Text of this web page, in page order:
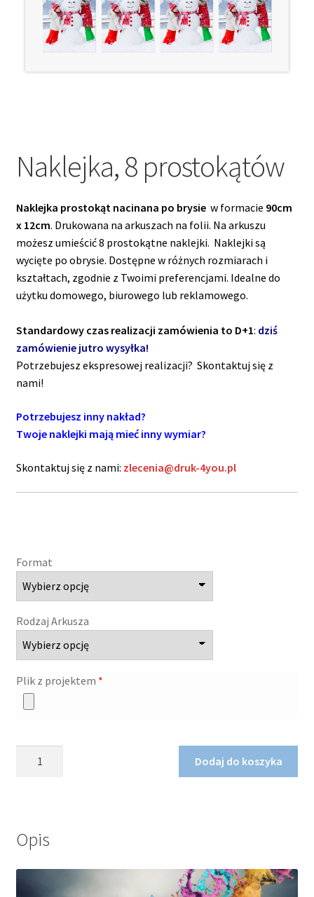
Roll-upy
menu
Naklejka, 8 prostokątów
Naklejka prostokąt nacinana po brysie w formacie 90cm
x 12cm. Drukowana na arkuszach na folii. Na arkuszu
możesz umieścić 8 prostokątne naklejki. Naklejki są
wycięte po obrysie. Dostępne w różnych rozmiarach i
kształtach, zgodnie z Twoimi preferencjami. Idealne do
użytku domowego, biurowego lub reklamowego.
Standardowy czas realizacji zamówienia to D+1: dziś
zamówienie jutro wysyłka!
Potrzebujesz ekspresowej realizacji? Skontaktuj się z
nami!
Potrzebujesz inny nakład?
Twoje naklejki mają mieć inny wymiar?
Skontaktuj się z nami: zlecenia@druk-4you.pl
Format
Rodzaj Arkusza
Plik z projektem *
Dodaj do koszyka
Opis